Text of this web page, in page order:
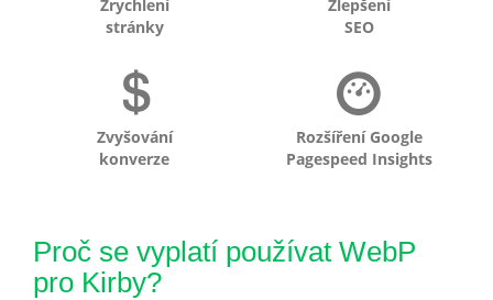
Zrychlení
stránky
Zlepšení
SEO
Zvyšování
konverze
Rozšíření Google
Pagespeed Insights
Proč se vyplatí používat WebP
pro Kirby?